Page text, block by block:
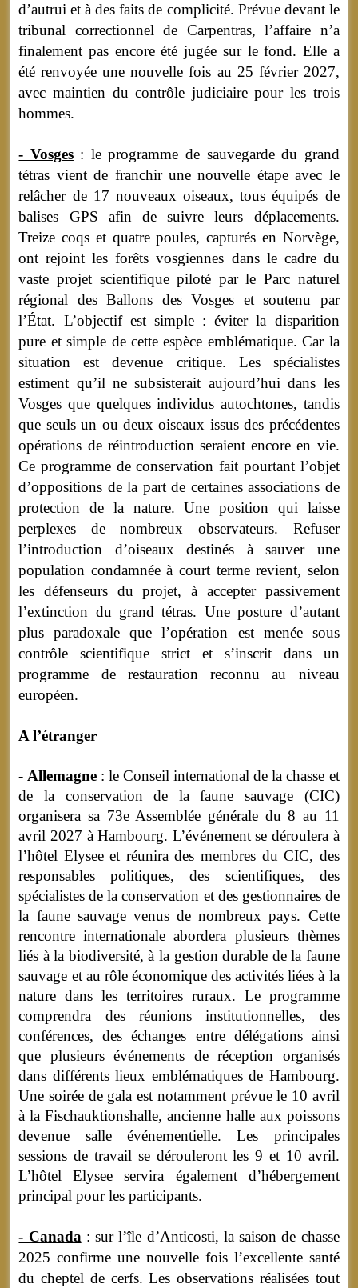
d’autrui et à des faits de complicité. Prévue devant le
tribunal correctionnel de Carpentras, l’affaire n’a
finalement pas encore été jugée sur le fond. Elle a
été renvoyée une nouvelle fois au 25 février 2027,
avec maintien du contrôle judiciaire pour les trois
hommes.
- Vosges: le programme de sauvegarde du grand
tétras vient de franchir une nouvelle étape avec le
relâcher de 17 nouveaux oiseaux, tous équipés de
balises GPS afin de suivre leurs déplacements.
Treize coqs et quatre poules, capturés en Norvège,
ont rejoint les forêts vosgiennes dans le cadre du
vaste projet scientifique piloté par le Parc naturel
régional des Ballons des Vosges et soutenu par
l’État. L’objectif est simple : éviter la disparition
pure et simple de cette espèce emblématique. Car la
situation est devenue critique. Les spécialistes
estiment qu’il ne subsisterait aujourd’hui dans les
Vosges que quelques individus autochtones, tandis
que seuls un ou deux oiseaux issus des précédentes
opérations de réintroduction seraient encore en vie.
Ce programme de conservation fait pourtant l’objet
d’oppositions de la part de certaines associations de
protection de la nature. Une position qui laisse
perplexes de nombreux observateurs. Refuser
l’introduction d’oiseaux destinés à sauver une
population condamnée à court terme revient, selon
les défenseurs du projet, à accepter passivement
l’extinction du grand tétras. Une posture d’autant
plus paradoxale que l’opération est menée sous
contrôle scientifique strict et s’inscrit dans un
programme de restauration reconnu au niveau
européen.
A l’étranger
- Allemagne: le Conseil international de la chasse et
de la conservation de la faune sauvage (CIC)
organisera sa 73e Assemblée générale du 8 au 11
avril 2027 à Hambourg. L’événement se déroulera à
l’hôtel Elysee et réunira des membres du CIC, des
responsables politiques, des scientifiques, des
spécialistes de la conservation et des gestionnaires de
la faune sauvage venus de nombreux pays. Cette
rencontre internationale abordera plusieurs thèmes
liés à la biodiversité, à la gestion durable de la faune
sauvage et au rôle économique des activités liées à la
nature dans les territoires ruraux. Le programme
comprendra des réunions institutionnelles, des
conférences, des échanges entre délégations ainsi
que plusieurs événements de réception organisés
dans différents lieux emblématiques de Hambourg.
Une soirée de gala est notamment prévue le 10 avril
à la Fischauktionshalle, ancienne halle aux poissons
devenue salle événementielle. Les principales
sessions de travail se dérouleront les 9 et 10 avril.
L’hôtel Elysee servira également d’hébergement
principal pour les participants.
- Canada: sur l’île d’Anticosti, la saison de chasse
2025 confirme une nouvelle fois l’excellente santé
du cheptel de cerfs. Les observations réalisées tout